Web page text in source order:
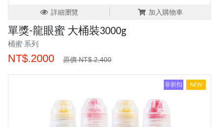
詳細瀏覽 加入購物車
單獎-龍眼蜜 大桶裝3000g
桶蜜 系列
NT$.2000 原價 NT$.2,400
NEW
非折扣